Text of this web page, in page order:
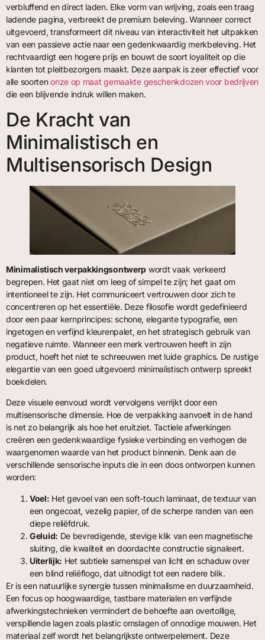
verbluffend en direct laden. Elke vorm van wrijving, zoals een traag
ladende pagina, verbreekt de premium beleving. Wanneer correct
uitgevoerd, transformeert dit niveau van interactiviteit het uitpakken
van een passieve actie naar een gedenkwaardig merkbeleving. Het
rechtvaardigt een hogere prijs en bouwt de soort loyaliteit op die
klanten tot pleitbezorgers maakt. Deze aanpak is zeer effectief voor
alle soortenonze op maat gemaakte geschenkdozen voor bedrijven
die een blijvende indruk willen maken.
De Kracht van
Minimalistisch en
Multisensorisch Design
Minimalistisch verpakkingsontwerp wordt vaak verkeerd
begrepen. Het gaat niet om leeg of simpel te zijn; het gaat om
intentioneel te zijn. Het communiceert vertrouwen door zich te
concentreren op het essentiële. Deze filosofie wordt gedefinieerd
door een paar kernprincipes: schone, elegante typografie, een
ingetogen en verfijnd kleurenpalet, en het strategisch gebruik van
negatieve ruimte. Wanneer een merk vertrouwen heeft in zijn
product, hoeft het niet te schreeuwen met luide graphics. De rustige
elegantie van een goed uitgevoerd minimalistisch ontwerp spreekt
boekdelen.
Deze visuele eenvoud wordt vervolgens verrijkt door een
multisensorische dimensie. Hoe de verpakking aanvoelt in de hand
is net zo belangrijk als hoe het eruitziet. Tactiele afwerkingen
creëren een gedenkwaardige fysieke verbinding en verhogen de
waargenomen waarde van het product binnenin. Denk aan de
verschillende sensorische inputs die in een doos ontworpen kunnen
worden:
Voel: Het gevoel van een soft-touch laminaat, de textuur van
een ongecoat, vezelig papier, of de scherpe randen van een
diepe reliëfdruk.
Geluid: De bevredigende, stevige klik van een magnetische
sluiting, die kwaliteit en doordachte constructie signaleert.
Uiterlijk: Het subtiele samenspel van licht en schaduw over
een blind reliëflogo, dat uitnodigt tot een nadere blik.
Er is een natuurlijke synergie tussen minimalisme en duurzaamheid.
Een focus op hoogwaardige, tastbare materialen en verfijnde
afwerkingstechnieken vermindert de behoefte aan overtollige,
verspillende lagen zoals plastic omslagen of onnodige mouwen. Het
materiaal zelf wordt het belangrijkste ontwerpelement. Deze